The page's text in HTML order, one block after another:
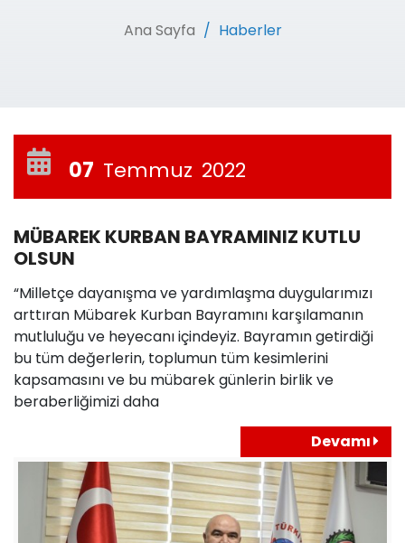
Ana Sayfa Haberler
07 Temmuz 2022
MÜBAREK KURBAN BAYRAMINIZ KUTLU
OLSUN
“Milletçe dayanışma ve yardımlaşma duygularımızı
arttıran Mübarek Kurban Bayramını karşılamanın
mutluluğu ve heyecanı içindeyiz. Bayramın getirdiği
bu tüm değerlerin, toplumun tüm kesimlerini
kapsamasını ve bu mübarek günlerin birlik ve
beraberliğimizi daha
Devamı